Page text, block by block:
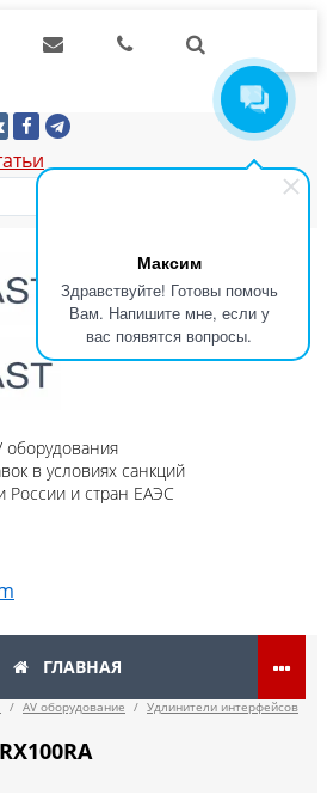
Максим
Здравствуйте! Готовы помочь
Вам. Напишите мне, если у
вас появятся вопросы.
оборудования
в условиях санкций
России и стран ЕАЭС
ГЛАВНАЯ
/ AV оборудование / Удлинители интерфейсов